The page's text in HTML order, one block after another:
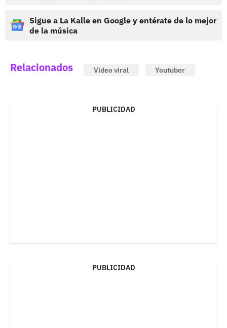
Sigue a La Kalle en Google y entérate de lo mejor
de la música
Relacionados Video viral Youtuber
PUBLICIDAD
PUBLICIDAD